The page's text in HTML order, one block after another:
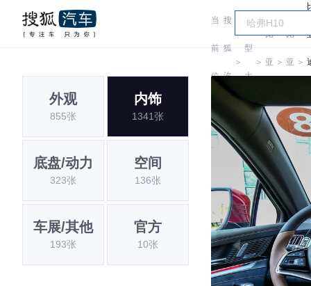
当
前
位
搜
狐
汽
＞
车
型
大
全
＞
比
亚 ＞
比
亚 ＞
外观
855张
内饰
1341张
底盘/动力
323张
空间
136张
车展/其他
193张
官方
10张